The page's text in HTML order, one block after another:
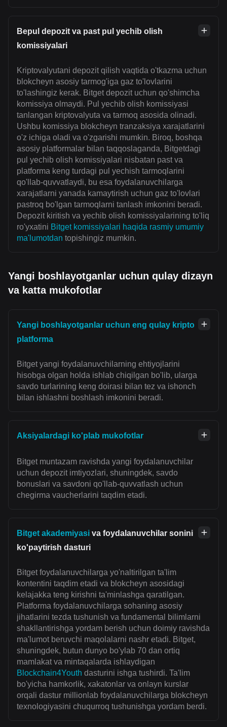
Bepul depozit va past pul yechib olish
komissiyalari
Kriptovalyutani depozit qilish vaqtida o'tkazma uchun
blokcheyn asosiy tarmog'iga gaz to'lovlarini
to'lashingiz kerak. Bitget depozit uchun qo'shimcha
komissiya olmaydi. Pul yechib olish komissiyasi
tanlangan kriptovalyuta va tarmoq asosida olinadi.
Ushbu komissiya blokcheyn tranzaksiya xarajatlarini
o'z ichiga oladi va o'zgarishi mumkin. Biroq, boshqa
asosiy platformalar bilan taqqoslaganda, Bitgetdagi
pul yechib olish komissiyalari nisbatan past va
platforma keng turdagi pul yechish tarmoqlarini
qo'llab-quvvatlaydi, bu esa foydalanuvchilarga
xarajatlarni yanada kamaytirish uchun gaz to'lovlari
pastroq bo'lgan tarmoqlarni tanlash imkonini beradi.
Depozit kiritish va yechib olish komissiyalarining to'liq
ro'yxatini Bitget komissiyalari haqida rasmiy umumiy
ma'lumotdan topishingiz mumkin.
Yangi boshlayotganlar uchun qulay dizayn
va katta mukofotlar
Yangi boshlayotganlar uchun eng qulay kripto
platforma
Bitget yangi foydalanuvchilarning ehtiyojlarini
hisobga olgan holda ishlab chiqilgan bo'lib, ularga
savdo turlarining keng doirasi bilan tez va ishonch
bilan ishlashni boshlash imkonini beradi.
Aksiyalardagi ko'plab mukofotlar
Bitget muntazam ravishda yangi foydalanuvchilar
uchun depozit imtiyozlari, shuningdek, savdo
bonuslari va savdoni qo'llab-quvvatlash uchun
chegirma vaucherlarini taqdim etadi.
Bitget akademiyasi va foydalanuvchilar sonini
ko'paytirish dasturi
Bitget foydalanuvchilarga yo'naltirilgan ta'lim
kontentini taqdim etadi va blokcheyn asosidagi
kelajakka teng kirishni ta'minlashga qaratilgan.
Platforma foydalanuvchilarga sohaning asosiy
jihatlarini tezda tushunish va fundamental bilimlarni
shakllantirishga yordam berish uchun doimiy ravishda
ma'lumot beruvchi maqolalarni nashr etadi. Bitget,
shuningdek, butun dunyo bo'ylab 70 dan ortiq
mamlakat va mintaqalarda ishlaydigan
Blockchain4Youth dasturini ishga tushirdi. Ta'lim
bo'yicha hamkorlik, xakatonlar va onlayn kurslar
orqali dastur millionlab foydalanuvchilarga blokcheyn
texnologiyasini chuqurroq tushunishga yordam berdi.